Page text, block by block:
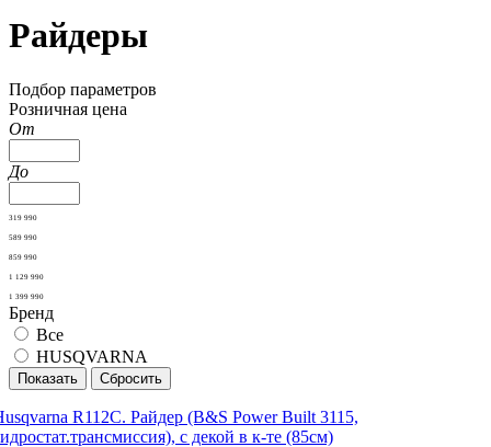
Райдеры
Подбор параметров
Розничная цена
От
До
319 990
589 990
859 990
1 129 990
1 399 990
Бренд
Все
HUSQVARNA
R112C. Райдер (B&S Power Built 3115,
с декой в к-те (85см)